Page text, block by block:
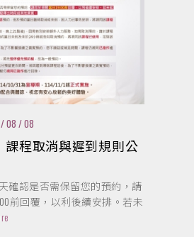
08 / 08
課程取消與遲到規則公
確認是否需保留您的預約，請
前回覆，以利後續安排。若未